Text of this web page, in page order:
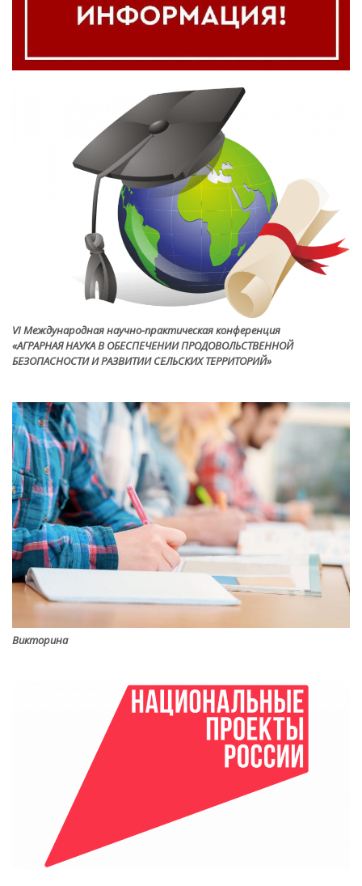
VI Международная научно-практическая конференция
«АГРАРНАЯ НАУКА В ОБЕСПЕЧЕНИИ ПРОДОВОЛЬСТВЕННОЙ
БЕЗОПАСНОСТИ И РАЗВИТИИ СЕЛЬСКИХ ТЕРРИТОРИЙ»
Викторина